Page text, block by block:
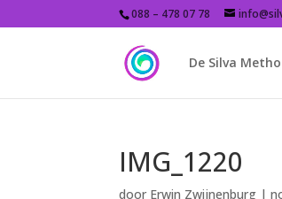
088 – 478 07 78
De Silva
IMG_1220
door Erwin Zwijnenburg |